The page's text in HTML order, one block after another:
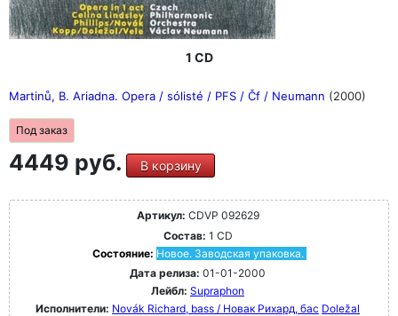
1 CD
Martinů, B. Ariadna. Opera / sólisté / PFS / Čf / Neumann (2000)
Под заказ
4449 руб. В корзину
Артикул: CDVP 092629
Состав: 1 CD
Состояние: Новое. Заводская упаковка.
Дата релиза: 01-01-2000
Лейбл: Supraphon
Исполнители: Novák Richard, bass / Новак Рихард, бас Doležal